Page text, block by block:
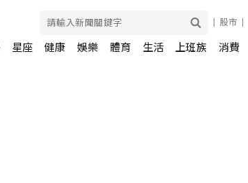
股市
星座 健康 娛樂 體育 生活 上班族 消費